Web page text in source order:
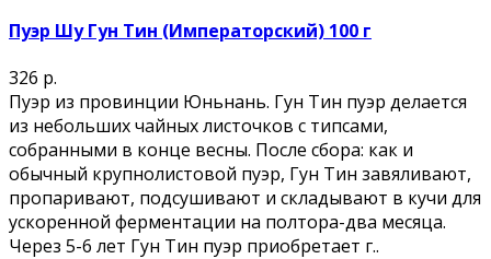
Пуэр Шу Гун Тин (Императорский) 100 г
326 р.
Пуэр из провинции Юньнань. Гун Тин пуэр делается
из небольших чайных листочков с типсами,
собранными в конце весны. После сбора: как и
обычный крупнолистовой пуэр, Гун Тин завяливают,
пропаривают, подсушивают и складывают в кучи для
ускоренной ферментации на полтора-два месяца.
Через 5-6 лет Гун Тин пуэр приобретает г..